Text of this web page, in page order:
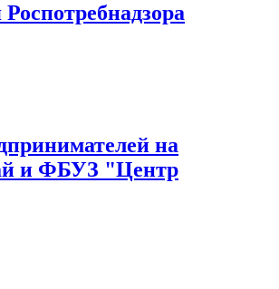
на
и ФБУЗ "Центр